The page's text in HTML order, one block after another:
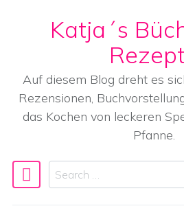
Skip to content
Katja´s
Auf diesem Blog dreht es
Rezensionen,
das Kochen von leckeren
Pfanne.
Main Navigation
Search